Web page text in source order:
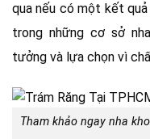
qua nếu có một kết
trong những cơ sở
tưởng và lựa chọn vì
Tham khảo ngay nha